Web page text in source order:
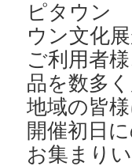
ピタウン
ウン文化
ご利用者
品を数多
地域の皆
開催初日
お集まり